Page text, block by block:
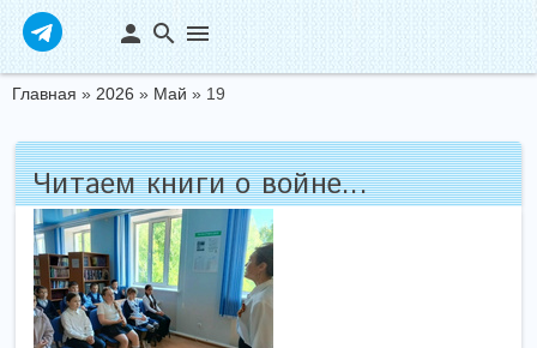
person search menu
Главная » 2026 » Май » 19
Читаем книги о войне...